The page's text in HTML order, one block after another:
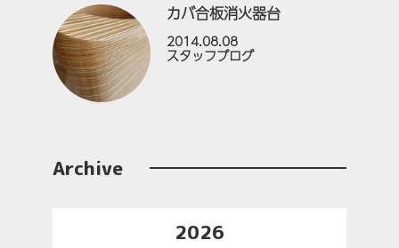
カバ合板消火器台
2014.08.08
スタッフブログ
Archive
2026